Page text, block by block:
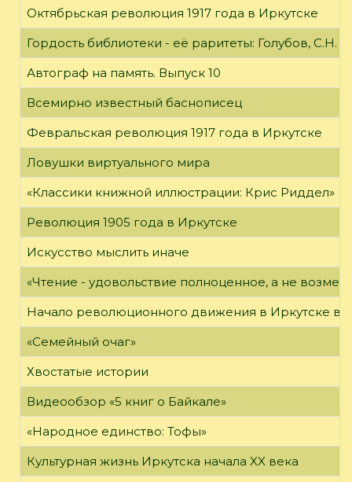
Октябрьская революция 1917 года в Иркутске
Гордость библиотеки - её раритеты: Голубов, С.Н.
Автограф на память. Выпуск 10
Всемирно известный баснописец
Февральская революция 1917 года в Иркутске
Ловушки виртуального мира
«Классики книжной иллюстрации: Крис Риддел»
Революция 1905 года в Иркутске
Искусство мыслить иначе
«Чтение - удовольствие полноценное, а не
Начало революционного движения в Иркутске в
«Семейный очаг»
Хвостатые истории
Видеообзор «5 книг о Байкале»
«Народное единство: Тофы»
Культурная жизнь Иркутска начала XX века